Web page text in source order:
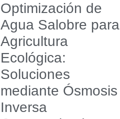
Optimización de
Agua Salobre para
Agricultura
Ecológica:
Soluciones
mediante Ósmosis
Inversa